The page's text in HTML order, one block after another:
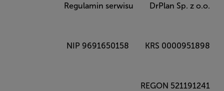
Regulamin serwisu DrPlan Sp. z o.o.
NIP 9691650158 KRS 0000951898
REGON 521191241